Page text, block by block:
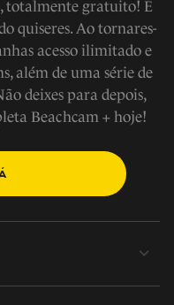
totalmente gratuito! E
quiseres. Ao tornares-
acesso ilimitado e
além de uma série de
deixes para depois,
Beachcam + hoje!